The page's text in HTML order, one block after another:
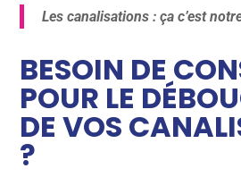
Les canalisations : ça c’est
BESOIN DE
POUR LE
DE VOS
?